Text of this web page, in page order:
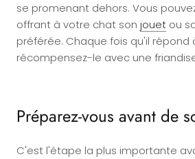
se promenant dehors. Vous
offrant à votre chat son jouet ou
préférée. Chaque fois qu'il répond
récompensez-le avec une
Préparez-vous avant de
C'est l'étape la plus importante